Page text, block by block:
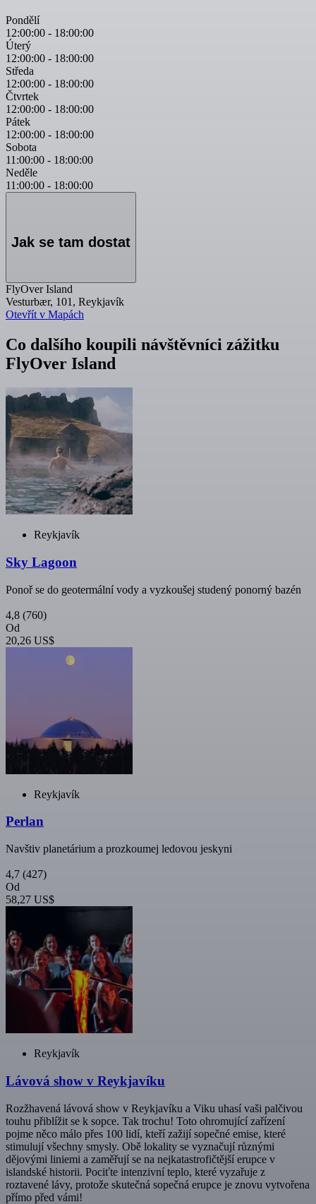
Pondělí
12:00:00 - 18:00:00
Úterý
12:00:00 - 18:00:00
Středa
12:00:00 - 18:00:00
Čtvrtek
12:00:00 - 18:00:00
Pátek
12:00:00 - 18:00:00
Sobota
11:00:00 - 18:00:00
Neděle
11:00:00 - 18:00:00
Jak se tam dostat
FlyOver Island
Vesturbær, 101, Reykjavík
Otevřít v Mapách
Co dalšího koupili návštěvníci zážitku
FlyOver Island
Reykjavík
Sky Lagoon
Ponoř se do geotermální vody a vyzkoušej studený ponorný bazén
4,8 (760)
Od
20,26 US$
Reykjavík
Perlan
Navštiv planetárium a prozkoumej ledovou jeskyni
4,7 (427)
Od
58,27 US$
Reykjavík
Lávová show v Reykjavíku
Rozžhavená lávová show v Reykjavíku a Viku uhasí vaši palčivou
touhu přiblížit se k sopce. Tak trochu! Toto ohromující zařízení
pojme něco málo přes 100 lidí, kteří zažijí sopečné emise, které
stimulují všechny smysly. Obě lokality se vyznačují různými
dějovými liniemi a zaměřují se na nejkatastrofičtější erupce v
islandské historii. Pociťte intenzivní teplo, které vyzařuje z
roztavené lávy, protože skutečná sopečná erupce je znovu vytvořena
přímo před vámi!